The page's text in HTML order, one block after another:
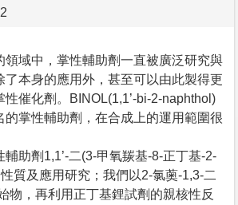
領域中，掌性輔助劑一直被廣泛研究與
了本身的應用外，甚至可以由此製得更
催化劑。BINOL(1,1’-bi-2-naphthol)
的掌性輔助劑，在合成上的運用範圍很
助劑1,1’-二(3-甲氧羰基-8-正丁基-2-
質及應用研究；我們以2-氯薁-1,3-二
物，再利用正丁基鋰試劑的親核性反